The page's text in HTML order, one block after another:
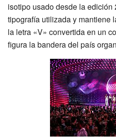
isotipo usado desde la
tipografía utilizada y mantiene
la letra «V» convertida en un
figura la bandera del país